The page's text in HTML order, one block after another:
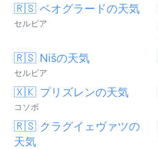
🇷🇸 ベオグラードの天気
セルビア
🇷🇸 Nišの天気
セルビア
🇽🇰 プリズレンの天気
コソボ
🇷🇸 クラグイェヴァツの
天気